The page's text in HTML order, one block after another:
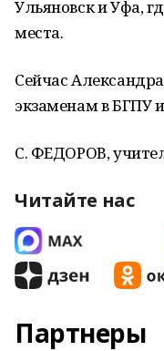
Ульяновск и Уфа,
места.
Сейчас
экзаменам в
С. ФЕДОРОВ,
Читайте нас
Партнеры